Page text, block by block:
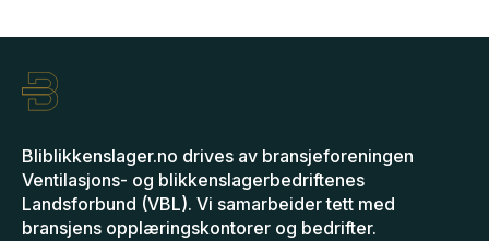
Bliblikkenslager.no drives av bransjeforeningen
Ventilasjons- og blikkenslagerbedriftenes
Landsforbund (VBL). Vi samarbeider tett med
bransjens opplæringskontorer og bedrifter.